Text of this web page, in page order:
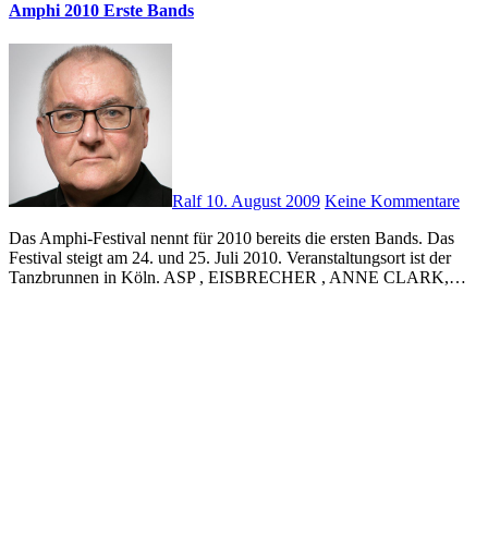
Amphi 2010 Erste Bands
Ralf 10. August 2009 Keine Kommentare
Das Amphi-Festival nennt für 2010 bereits die ersten Bands. Das
Festival steigt am 24. und 25. Juli 2010. Veranstaltungsort ist der
Tanzbrunnen in Köln. ASP , EISBRECHER , ANNE CLARK,…